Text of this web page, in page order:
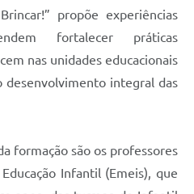
propõe experiências
fortalecer práticas
nas unidades educacionais
desenvolvimento integral das
formação são os professores
Infantil (Emeis), que